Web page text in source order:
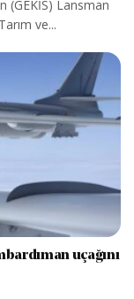
(GEKİS) Lansman
ve...
uçağını